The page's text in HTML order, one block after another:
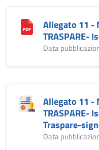
Allegato 11 -
TRASPARE-
Data
Allegato 11 -
TRASPARE-
Traspare-
Data